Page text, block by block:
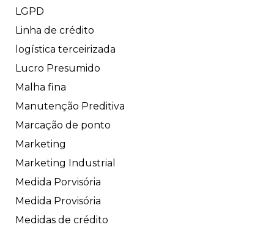
LGPD
Linha de crédito
logística terceirizada
Lucro Presumido
Malha fina
Manutenção Preditiva
Marcação de ponto
Marketing
Marketing Industrial
Medida Porvisória
Medida Provisória
Medidas de crédito